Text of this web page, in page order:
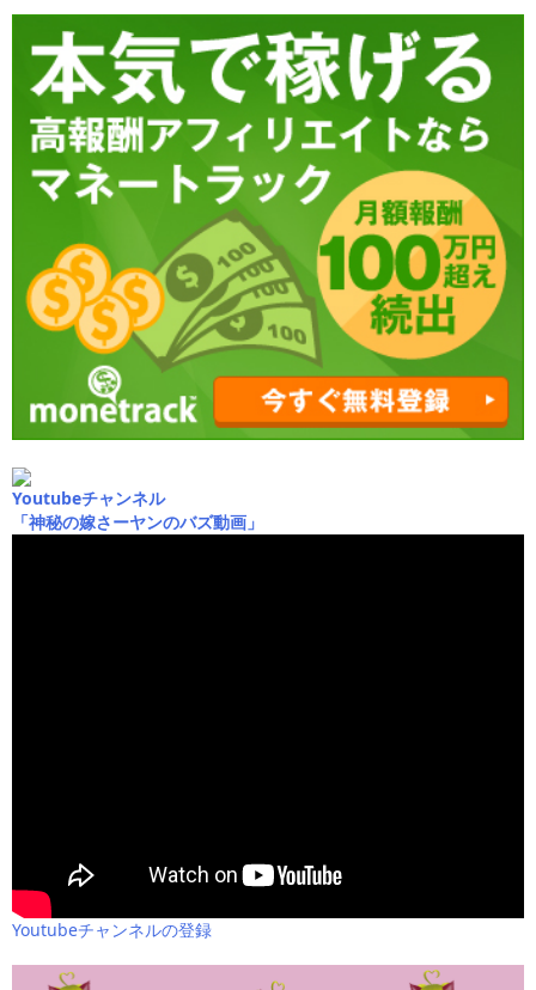
Youtubeチャンネル
「神秘の嫁さーヤンのバズ動画」
Youtubeチャンネルの登録